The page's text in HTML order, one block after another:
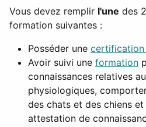
Vous devez remplir l'une des
formation suivantes :
Posséder une certification
Avoir suivi une formation
connaissances relatives
physiologiques,
des chats et des chiens
attestation de